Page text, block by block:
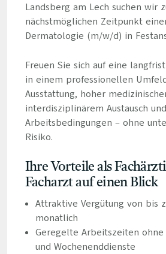
Landsberg am Lech suchen wir
nächstmöglichen Zeitpunkt
Dermatologie (m/w/d) in
Freuen Sie sich auf eine
in einem professionellen
Ausstattung, hoher
interdisziplinärem Austausch
Arbeitsbedingungen – ohne
Risiko.
Ihre Vorteile als
Facharzt auf einen Blick
Attraktive Vergütung von bis
monatlich
Geregelte Arbeitszeiten
und Wochenenddienste